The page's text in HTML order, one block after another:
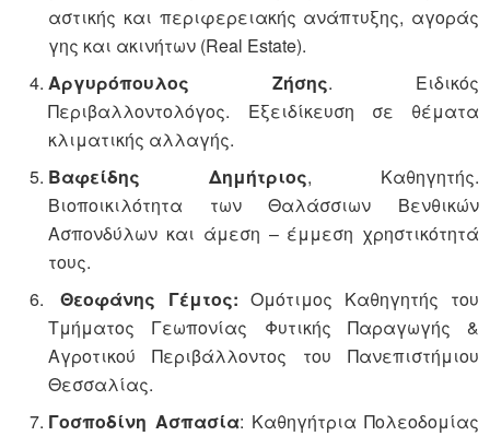
αστικής και περιφερειακής ανάπτυξης, αγοράς
γης και ακινήτων (Real Estate).
Αργυρόπουλος Ζήσης. Ειδικός
Περιβαλλοντολόγος. Εξειδίκευση σε θέματα
κλιματικής αλλαγής.
Βαφείδης Δημήτριος, Καθηγητής.
Βιοποικιλότητα των Θαλάσσιων Βενθικών
Ασπονδύλων και άμεση – έμμεση χρηστικότητά
τους.
Θεοφάνης Γέμτος: Ομότιμος Καθηγητής του
Τμήματος Γεωπονίας Φυτικής Παραγωγής &
Αγροτικού Περιβάλλοντος του Πανεπιστήμιου
Θεσσαλίας.
Γοσποδίνη Ασπασία: Καθηγήτρια Πολεοδομίας